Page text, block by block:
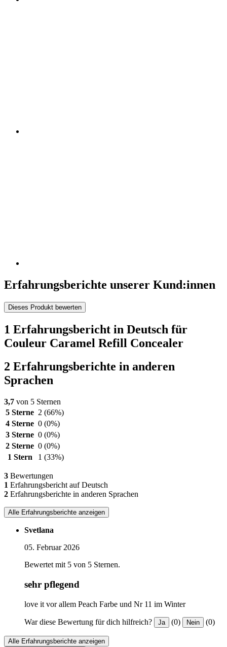
Erfahrungsberichte unserer Kund:innen
Dieses Produkt bewerten
1 Erfahrungsbericht in Deutsch für
Couleur Caramel Refill Concealer
2 Erfahrungsberichte in anderen
Sprachen
3,7 von 5 Sternen
5 Sterne 2 (66%)
4 Sterne 0 (0%)
3 Sterne 0 (0%)
2 Sterne 0 (0%)
1 Stern
1 (33%)
3 Bewertungen
1 Erfahrungsbericht auf Deutsch
2 Erfahrungsberichte in anderen Sprachen
Alle Erfahrungsberichte anzeigen
Svetlana
05. Februar 2026
Bewertet mit 5 von 5 Sternen.
sehr pflegend
love it vor allem Peach Farbe und Nr 11 im Winter
War diese Bewertung für dich hilfreich? Ja (0) Nein (0)
Alle Erfahrungsberichte anzeigen